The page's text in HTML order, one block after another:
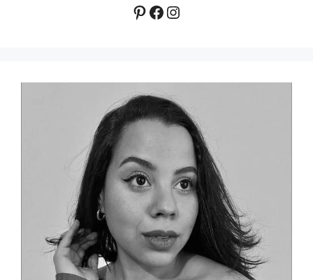
Pinterest
Facebook
Instagram